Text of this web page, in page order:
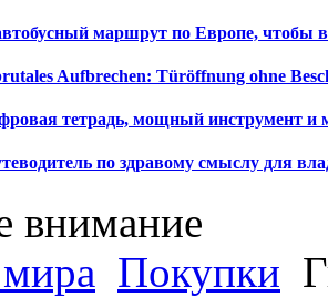
маршрут по Европе, чтобы
Aufbrechen: Türöffnung ohne
тетрадь, мощный инструмент и
по здравому смыслу для
внимание
Покупки